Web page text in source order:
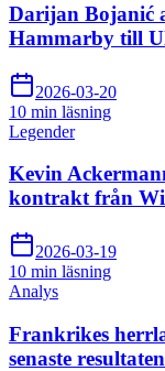
Darijan Bojanić
Hammarby till
2026-03-20
10 min läsning
Legender
Kevin
kontrakt från
2026-03-19
10 min läsning
Analys
Frankrikes
senaste resultaten